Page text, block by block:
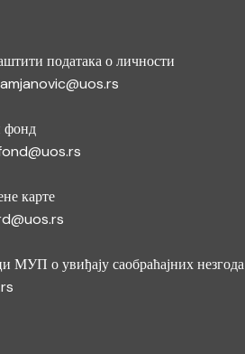
података о личности
фонд
карте
МУП о увиђају саобраћајних незгода